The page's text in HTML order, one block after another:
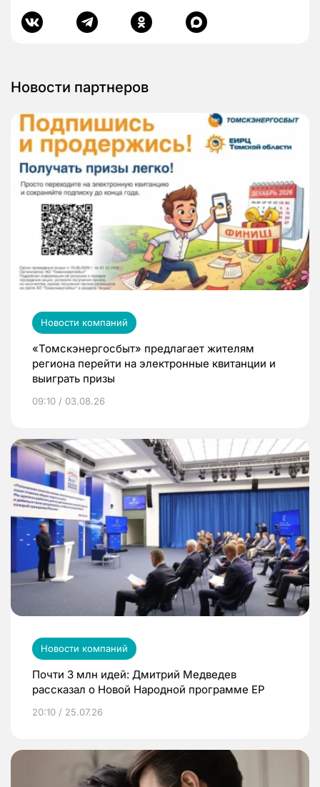
Новости партнеров
Новости компаний
«Томскэнергосбыт» предлагает жителям
региона перейти на электронные квитанции и
выиграть призы
09:10 / 03.08.26
Новости компаний
Почти 3 млн идей: Дмитрий Медведев
рассказал о Новой Народной программе ЕР
20:10 / 25.07.26